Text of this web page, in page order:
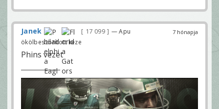
B
3
Ez kb a QB
Mi is bent leszünk, de ezt ne
mond el senkinek.
BigBaltazar
7 hónapja
Janek 17 099
— Apu
ökölbeszorított keze
Phins vezet